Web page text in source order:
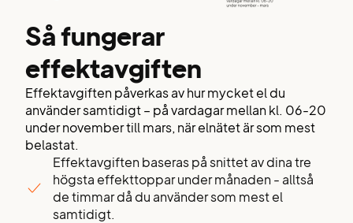
Så fungerar
effektavgiften
Effektavgiften påverkas av hur mycket el du
använder samtidigt – på vardagar mellan kl. 06-20
under november till mars, när elnätet är som mest
belastat.
Effektavgiften baseras på snittet av dina tre
högsta effekttoppar under månaden - alltså
de timmar då du använder som mest el
samtidigt.